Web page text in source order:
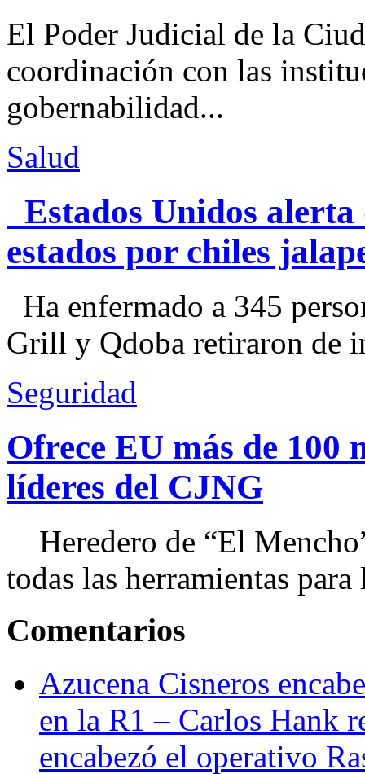
El Poder Judicial de la
coordinación con las
gobernabilidad...
Salud
Estados Unidos alerta
estados por chiles
Ha enfermado a 345
Grill y Qdoba retiraron de
Seguridad
Ofrece EU más de 100
líderes del CJNG
Heredero de “El
todas las herramientas
Comentarios
Azucena Cisneros
en la R1 – Carlos Hank
encabezó el operativo